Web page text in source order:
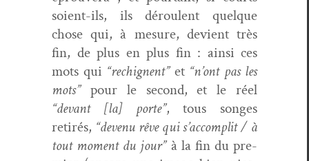
soient-ils, ils déroulent quelque
chose qui, à mesure, devient très
fin, de plus en plus fin : ain­si ces
mots qui “rechig­nent”et “n’ont pas les
mots”pour le sec­ond, et le réel
“devant [la] porte”, tous songes
retirés, “devenu rêve qui s’ac­com­plit / à
tout moment du jour”à la fin du pre­